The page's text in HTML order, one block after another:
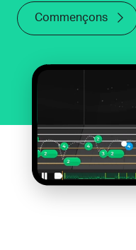
Commençons